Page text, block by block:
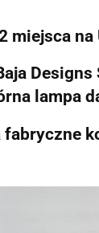
miejsca na
lampa
fabryczne